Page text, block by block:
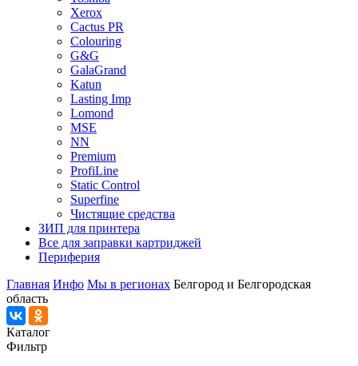
Xerox
Cactus PR
Colouring
G&G
GalaGrand
Katun
Lasting Imp
Lomond
MSE
NN
Premium
ProfiLine
Static Control
Superfine
Чистящие средства
ЗИП для принтера
Все для заправки картриджей
Периферия
Главная Инфо Мы в регионах Белгород и Белгородская
область
Каталог
Фильтр